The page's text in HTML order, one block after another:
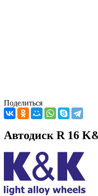
Поделиться
Автодиск R 16